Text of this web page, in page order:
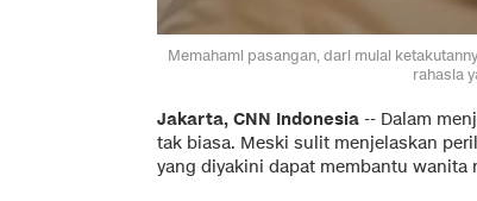
Memahami pasangan, dari mulai
rahasia
Jakarta, CNN Indonesia -- Dalam
tak biasa. Meski sulit menjelaskan
yang diyakini dapat membantu wanita